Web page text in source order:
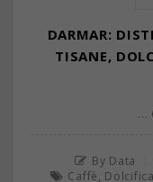
DARMAR:
TISANE,
…
By Data
Caffè